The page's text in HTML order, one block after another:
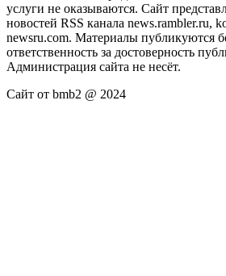
услуги не оказываются. Сайт
новостей RSS канала news.rambler.ru,
newsru.com. Материалы публикуются
ответственность за достоверность
Администрация сайта не несёт.
Сайт от bmb2 @ 2024